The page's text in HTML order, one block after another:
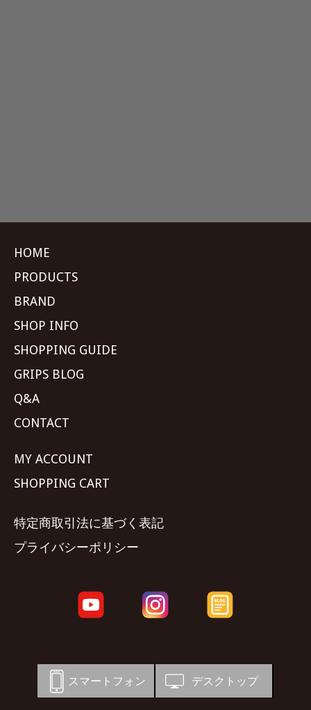
HOME
PRODUCTS
BRAND
SHOP INFO
SHOPPING GUIDE
GRIPS BLOG
Q&A
CONTACT
MY ACCOUNT
SHOPPING CART
特定商取引法に基づく表記
プライバシーポリシー
スマートフォン デスクトップ